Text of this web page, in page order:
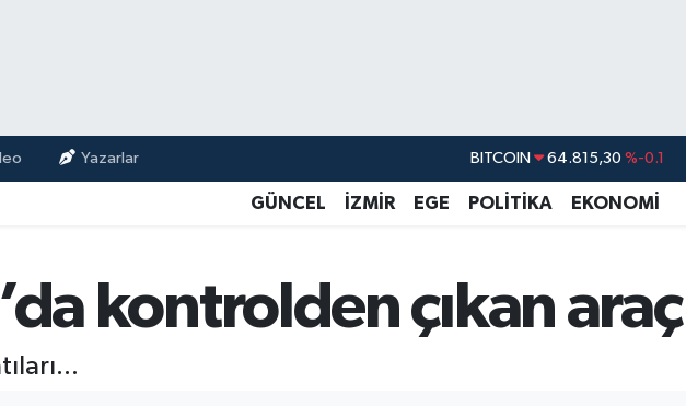
Yazarlar
DOLAR 47,7436 %0.18
GRAM ALTIN 6660.55 %0
GÜNCEL İZMİR EGE POLİTİKA EKONOMİ
kontrolden çıkan